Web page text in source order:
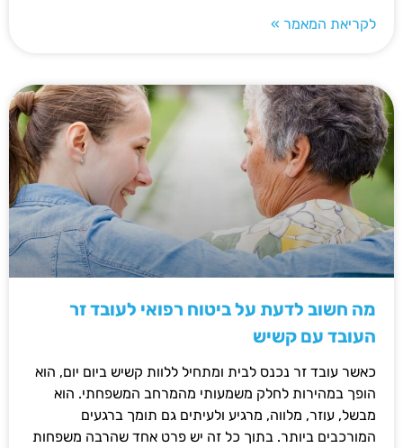
לקריאת המאמר »
מה חשוב לדעת על ביטוח רפואי לעובד זר
העובד עם קשיש
כאשר עובד זר נכנס לבית ומתחיל ללוות קשיש ביום יום, הוא
הופך במהירות לחלק משמעותי מהמרחב המשפחתי. הוא
מבשל, עוזר, מלווה, מרגיע ולעיתים גם תומך ברגעים
המורכבים ביותר. בתוך כל זה יש פרט אחד שהרבה משפחות